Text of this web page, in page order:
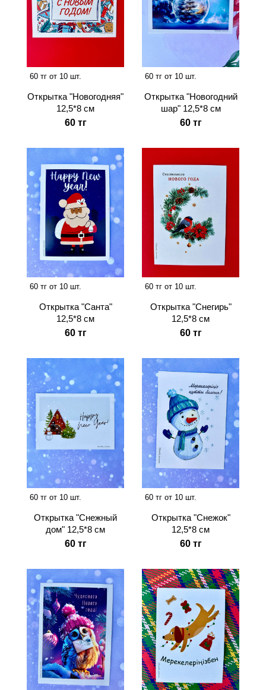
60 тг от 10 шт.
Открытка "Новогодняя"
12,5*8 см
60 тг
60 тг от 10 шт.
Открытка "Новогодний
шар" 12,5*8 см
60 тг
60 тг от 10 шт.
Открытка "Санта"
12,5*8 см
60 тг
60 тг от 10 шт.
Открытка "Снегирь"
12,5*8 см
60 тг
60 тг от 10 шт.
Открытка "Снежный
дом" 12,5*8 см
60 тг
60 тг от 10 шт.
Открытка "Снежок"
12,5*8 см
60 тг